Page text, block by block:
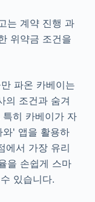
는 계약 진행 과
위약금 조건을
파온 카베이는
의 조건과 숨겨
히 카베이가 자
' 앱을 활용하
에서 가장 유리
을 손쉽게 스마
있습니다.